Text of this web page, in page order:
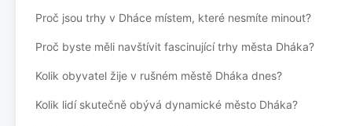
Proč jsou trhy v Dháce místem, které nesmíte minout?
Proč byste měli navštívit fascinující trhy města Dháka?
Kolik obyvatel žije v rušném městě Dháka dnes?
Kolik lidí skutečně obývá dynamické město Dháka?